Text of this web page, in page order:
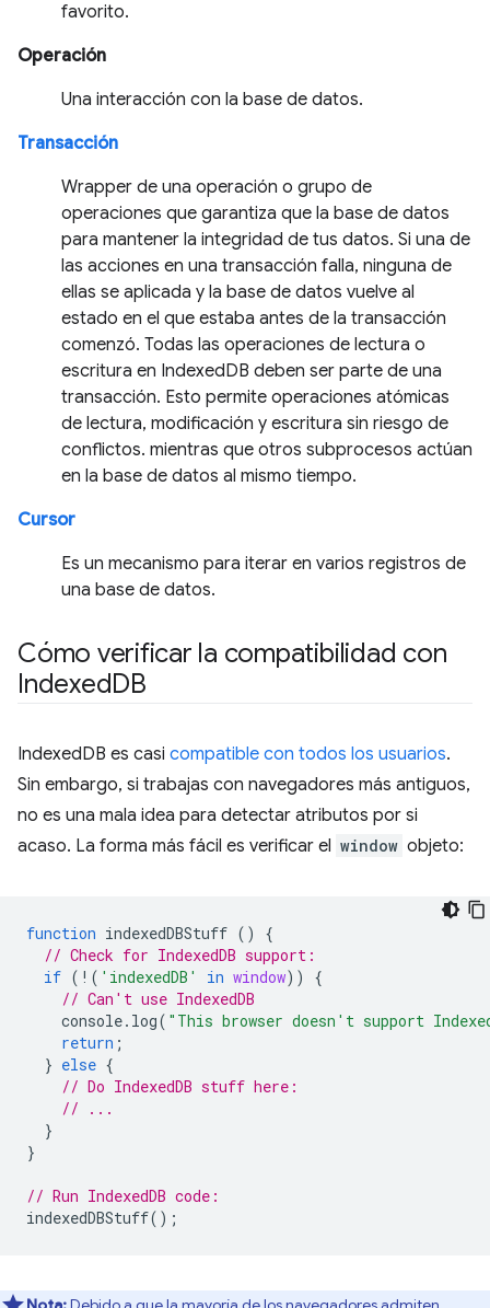
favorito.
Operación
Una interacción con la base de datos.
Transacción
Wrapper de una operación o grupo de
operaciones que garantiza que la base de datos
para mantener la integridad de tus datos. Si una de
las acciones en una transacción falla, ninguna de
ellas se aplicada y la base de datos vuelve al
estado en el que estaba antes de la transacción
comenzó. Todas las operaciones de lectura o
escritura en IndexedDB deben ser parte de una
transacción. Esto permite operaciones atómicas
de lectura, modificación y escritura sin riesgo de
conflictos. mientras que otros subprocesos actúan
en la base de datos al mismo tiempo.
Cursor
Es un mecanismo para iterar en varios registros de
una base de datos.
Cómo verificar la compatibilidad con
IndexedDB
IndexedDB es casi compatible con todos los usuarios.
Sin embargo, si trabajas con navegadores más antiguos,
no es una mala idea para detectar atributos por si
acaso. La forma más fácil es verificar el window objeto:
function indexedDBStuff ()
{
// Check for IndexedDB support:
if ( ! ( 'indexedDB' in window))
{
// Can't use IndexedDB
console. log( "This browser doesn't support
return ;
} else {
// Do IndexedDB stuff here:
// ...
}
}
// Run IndexedDB code:
indexedDBStuff();